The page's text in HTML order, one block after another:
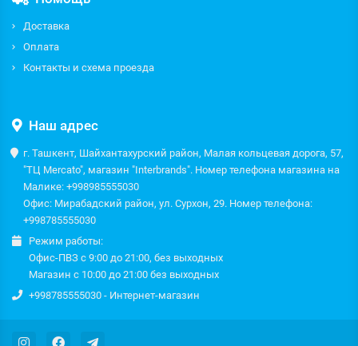
Доставка
Оплата
Контакты и схема проезда
Наш адрес
г. Ташкент, Шайхантахурский район, Малая кольцевая дорога, 57,
"ТЦ Mercato", магазин "Interbrands". Номер телефона магазина на
Малике: +998985555030
Офис: Мирабадский район, ул. Сурхон, 29. Номер телефона:
+998785555030
Режим работы:
Офис-ПВЗ с 9:00 до 21:00, без выходных
Магазин с 10:00 до 21:00 без выходных
+998785555030 - Интернет-магазин